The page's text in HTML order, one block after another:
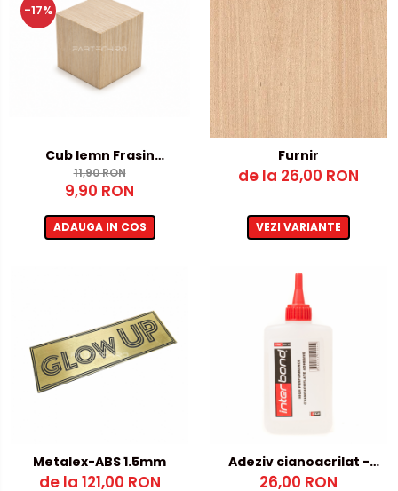
-17%
Cub lemn Frasin
60x60x60mm - pentru
gravura laser
11,90 RON
9,90 RON
ADAUGA IN COS
Furnir
de la 26,00 RON
VEZI VARIANTE
Metalex-ABS 1.5mm
de la 121,00 RON
Adeziv cianoacrilat -
fara activator
26,00 RON